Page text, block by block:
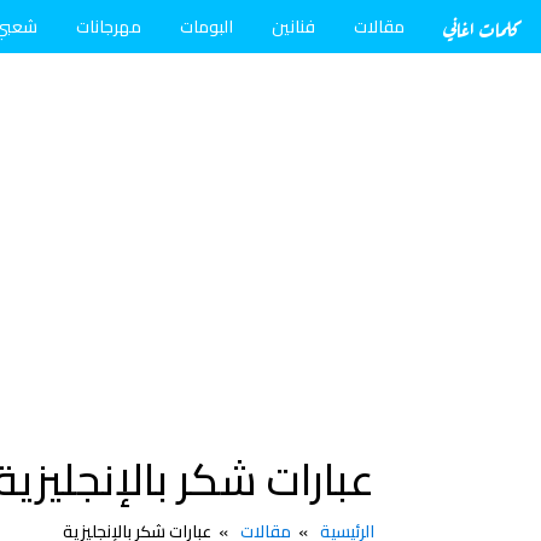
كلمات اغاني مقالات فنانين البومات مهرجانات
عبارات شكر
الرئيسية مقالات عبارات شكر بالإنجليزية